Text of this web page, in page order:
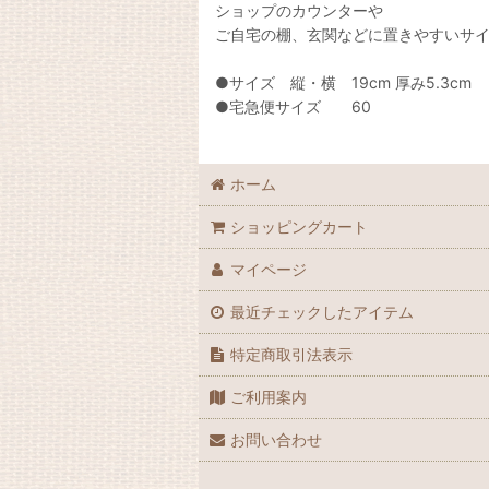
ショップのカウンターや
ご自宅の棚、玄関などに置きやすいサイ
●サイズ 縦・横 19cm 厚み5.3cm
●宅急便サイズ 60
ホーム
ショッピングカート
マイページ
最近チェックしたアイテム
特定商取引法表示
ご利用案内
お問い合わせ